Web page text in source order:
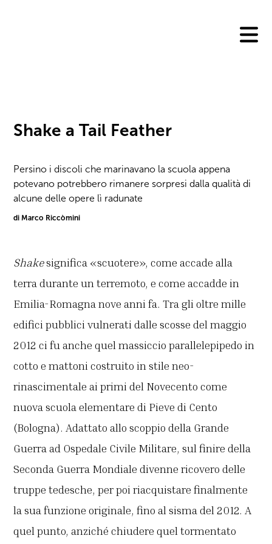
Shake a Tail Feather
Persino i discoli che marinavano la scuola appena
potevano potrebbero rimanere sorpresi dalla qualità di
alcune delle opere lì radunate
di Marco Riccòmini
Shakesignifica «scuotere», come accade alla
terra durante un terremoto, e come accadde in
Emilia-Romagna nove anni fa. Tra gli oltre mille
edifici pubblici vulnerati dalle scosse del maggio
2012 ci fu anche quel massiccio parallelepipedo in
cotto e mattoni costruito in stile neo-
rinascimentale ai primi del Novecento come
nuova scuola elementare di Pieve di Cento
(Bologna). Adattato allo scoppio della Grande
Guerra ad Ospedale Civile Militare, sul finire della
Seconda Guerra Mondiale divenne ricovero delle
truppe tedesche, per poi riacquistare finalmente
la sua funzione originale, fino al sisma del 2012. A
quel punto, anziché chiudere quel tormentato